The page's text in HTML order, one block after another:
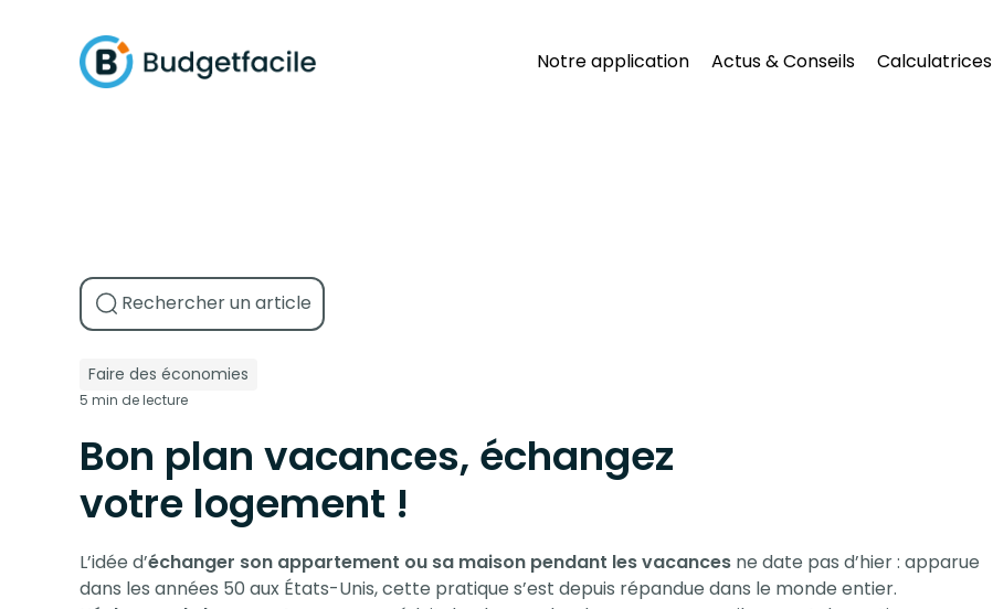
Notre application Actus & Conseils Calculatrices
Faire des économies
5 min de lecture
Bon plan vacances, échangez
votre logement !
L’idée d’échanger son appartement ou sa maison pendant les vacances ne date pas d’hier : apparue
dans les années 50 aux États-Unis, cette pratique s’est depuis répandue dans le monde entier.